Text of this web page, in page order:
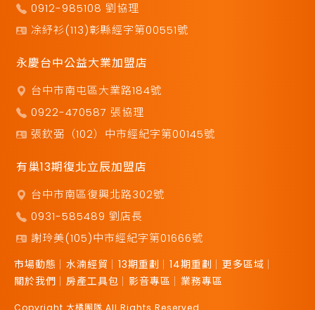
0912-985108 劉協理
凃紓衫(113)彰縣經字第00551號
永慶台中公益大業加盟店
台中市南屯區大業路184號
0922-470587 張協理
張欽弼（102）中市經紀字第00145號
有巢13期復北立辰加盟店
台中市南區復興北路302號
0931-585489 劉店長
謝玲美(105)中市經紀字第01666號
市場動態 水湳經貿 13期重劃 14期重劃
更多區域
關於我們
房產工具包 影音專區 業務專區